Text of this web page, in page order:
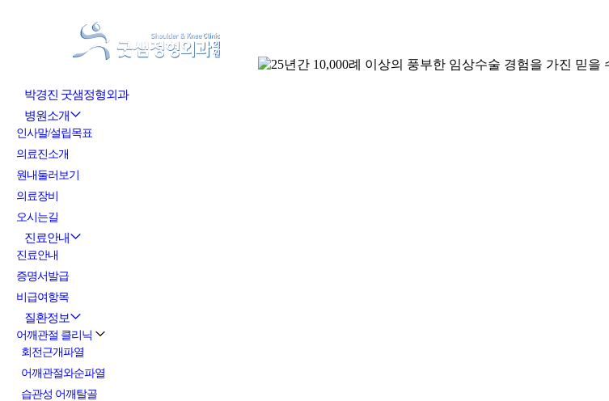
박경진 굿샘정형외과
병원소개
인사말/설립목표
의료진소개
원내둘러보기
의료장비
오시는길
진료안내
진료안내
증명서발급
비급여항목
질환정보
어깨관절 클리닉
회전근개파열
어깨관절와순파열
습관성 어깨탈골
Sketchbook5, 스케치북5
Sketchbook5, 스케치북5